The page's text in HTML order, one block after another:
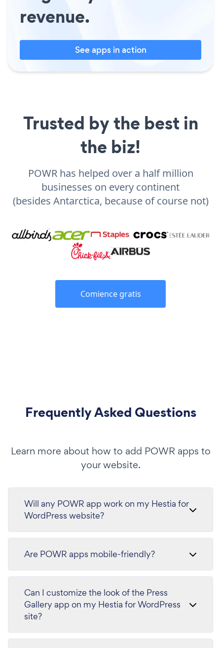
revenue.
See apps in action
Trusted by the best in
the biz!
POWR has helped over a half million
businesses on every continent
(besides Antarctica, because of course not)
Comience gratis
Frequently Asked Questions
Learn more about how to add POWR apps to
your website.
Will any POWR app work on my Hestia for
WordPress website?
Are POWR apps mobile-friendly?
Can I customize the look of the Press
Gallery app on my Hestia for WordPress
site?